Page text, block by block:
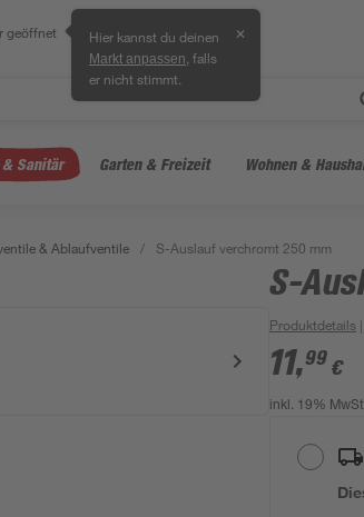
geöffnet Hier kannst du deinen
Markt anpassen , falls
er nicht stimmt.
✕
& Sanitär Garten & Freizeit Wohnen &
& Ablaufventile / S-Auslauf verchromt 250 mm
S-
Produktdetails
11,99 €
inkl. 19%